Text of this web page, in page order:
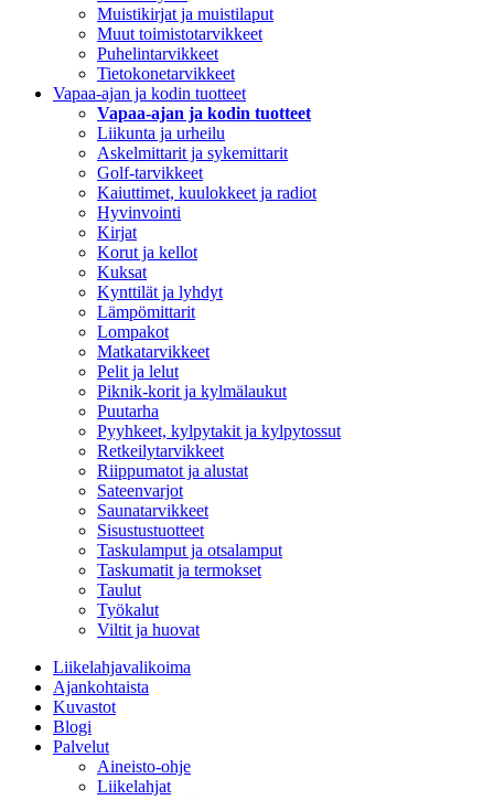
Muistikirjat ja muistilaput
Muut toimistotarvikkeet
Puhelintarvikkeet
Tietokonetarvikkeet
Vapaa-ajan ja kodin tuotteet
Vapaa-ajan ja kodin tuotteet
Liikunta ja urheilu
Askelmittarit ja sykemittarit
Golf-tarvikkeet
Kaiuttimet, kuulokkeet ja radiot
Hyvinvointi
Kirjat
Korut ja kellot
Kuksat
Kynttilät ja lyhdyt
Lämpömittarit
Lompakot
Matkatarvikkeet
Pelit ja lelut
Piknik-korit ja kylmälaukut
Puutarha
Pyyhkeet, kylpytakit ja kylpytossut
Retkeilytarvikkeet
Riippumatot ja alustat
Sateenvarjot
Saunatarvikkeet
Sisustustuotteet
Taskulamput ja otsalamput
Taskumatit ja termokset
Taulut
Työkalut
Viltit ja huovat
Liikelahjavalikoima
Ajankohtaista
Kuvastot
Blogi
Palvelut
Aineisto-ohje
Liikelahjat